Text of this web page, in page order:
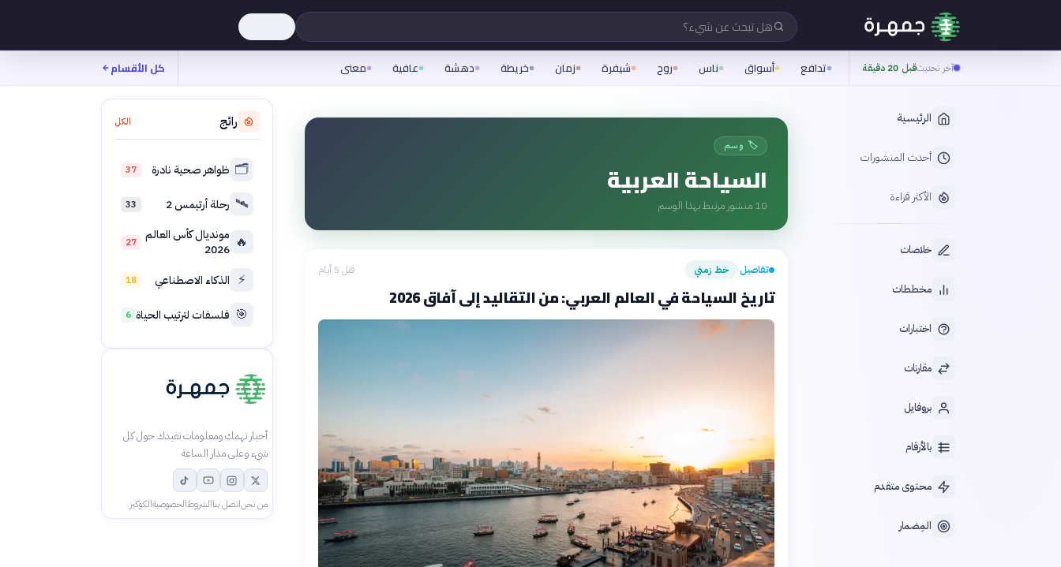
هل تبحث عن شيء؟
آخر تحديثقبل 20 دقيقة تدافع أسواق ناس روح شيفرة زمان خريطة دهشة عافية معنى كل الأقسام
الرئيسية
أحدث المنشورات
الأكثر قراءة
خلاصات
مخططات
اختبارات
مقارنات
بروفايل
بالأرقام
محتوى متقدم
المِضمار
🏷️ وسم
السياحة العربية
10 منشور مرتبط بهذا الوسم
تفاصيل› خط زمني قبل 5 أيام
تاريخ السياحة في العالم العربي: من التقاليد إلى آفاق 2026
رائج الكل
🗂️ ظواهر صحية نادرة 37
🛰️ رحلة أرتيمس 2 33
🔥 مونديال كأس العالم
2026
27
⚡ الذكاء الاصطناعي 18
🎯 فلسفات لترتيب الحياة 6
أخبار تهمك ومعلومات تفيدك حول كل
شيء وعلى مدار الساعة
من نحناتصل بناالشروطالخصوصيةالكوكيز